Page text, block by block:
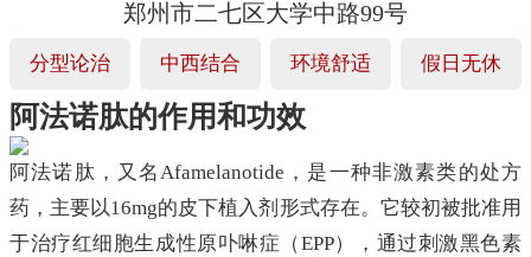
郑州市二七区大学中路99号
分型论治 中西结合 环境舒适 假日无休
阿法诺肽的作用和功效
阿法诺肽，又名Afamelanotide，是一种非激素类的处方
药，主要以16mg的皮下植入剂形式存在。它较初被批准用
于治疗红细胞生成性原卟啉症（EPP），通过刺激黑色素